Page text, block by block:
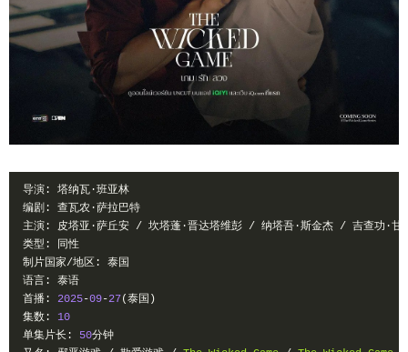
导演:
塔纳瓦·班亚林
编剧:
查瓦农·萨拉巴特
主演:
皮塔亚·萨丘安 / 坎塔蓬·晋达塔维彭 / 纳塔吾·斯金杰 / 吉查功·甘
类型:
同性
制片国家/地区:
泰国
语言:
泰语
首播:
2025-09-27(泰国)
集数:
10
单集片长:
50分钟